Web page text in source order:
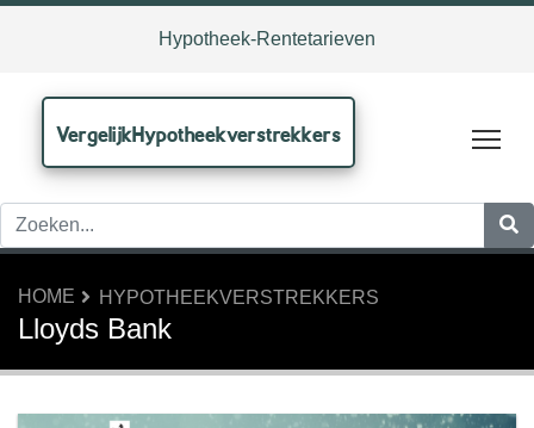
Hypotheek-Rentetarieven
VergelijkHypotheekverstrekkers
HOME HYPOTHEEKVERSTREKKERS
Lloyds Bank